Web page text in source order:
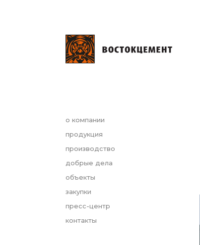
о компании
продукция
производство
добрые дела
объекты
закупки
пресс-центр
контакты